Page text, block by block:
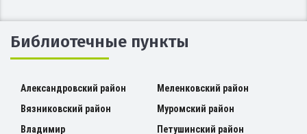
Библиотечные пункты
Александровский район
Вязниковский район
Владимир
Меленковский район
Муромский район
Петушинский район